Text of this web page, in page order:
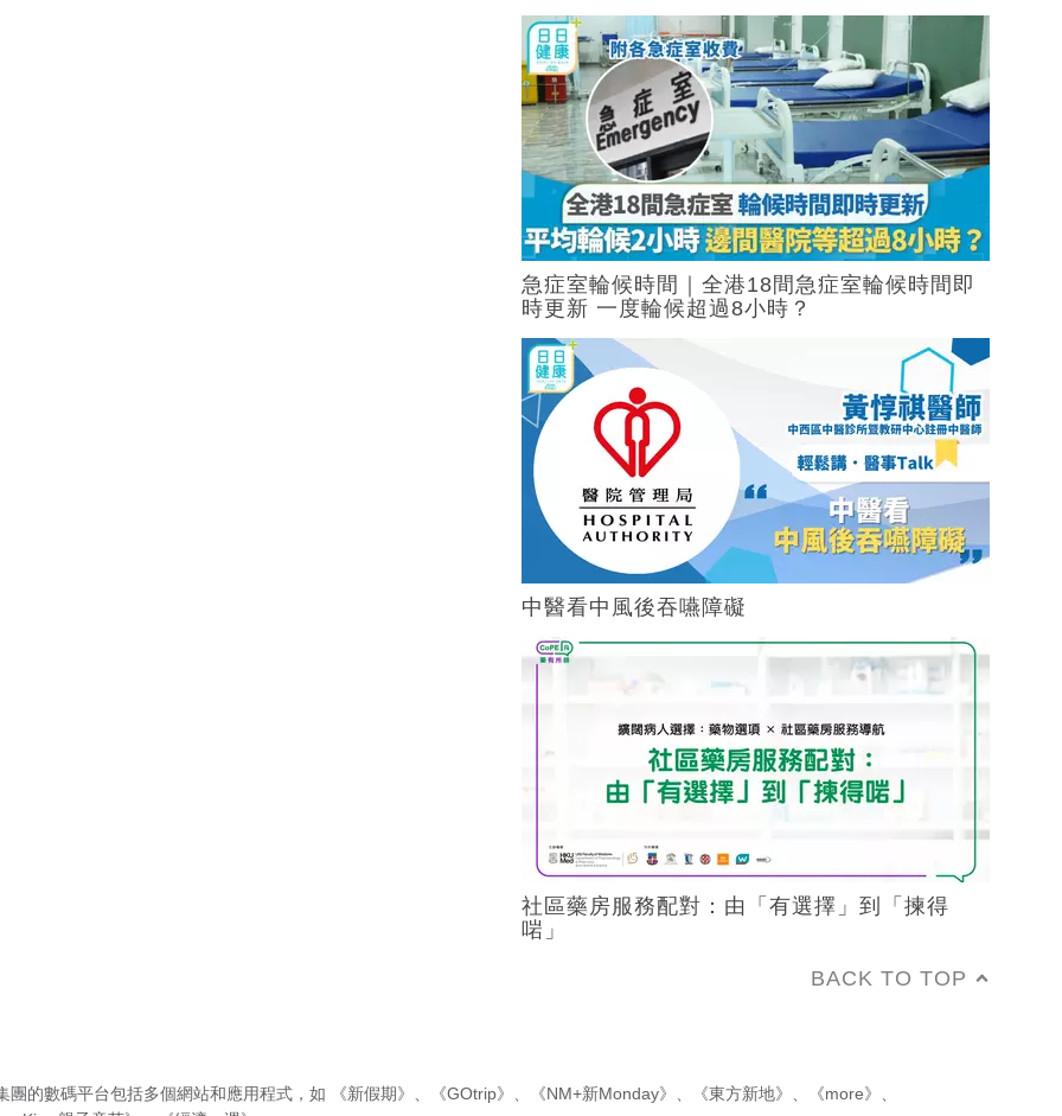
急症室輪候時間｜全港18間急症室輪候時間即
時更新 一度輪候超過8小時？
中醫看中風後吞嚥障礙
社區藥房服務配對：由「有選擇」到「揀得
啱」
BACK TO TOP
團的數碼平台包括多個網站和應用程式，如 《新假期》 、 《GOtrip》 、 《NM+新Monday》 、 《東方新地》 、 《more》 、